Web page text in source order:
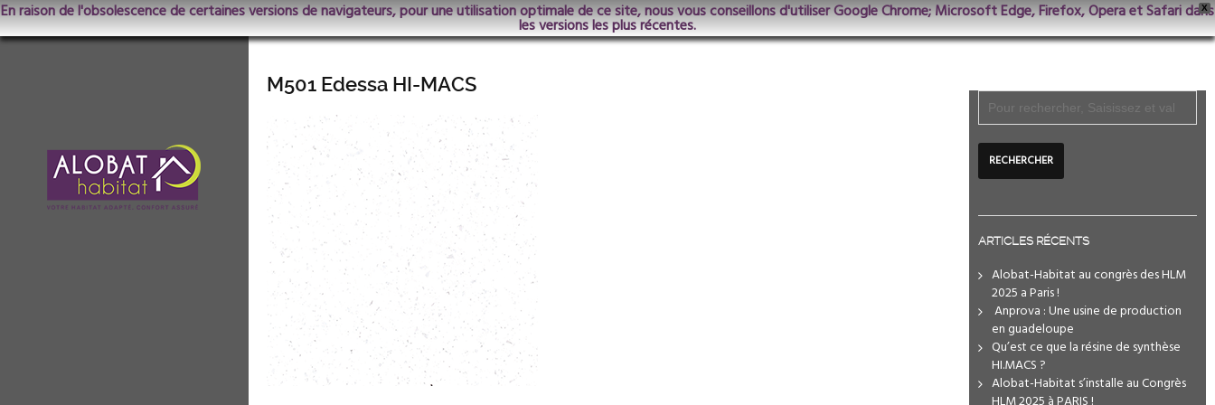
X
En raison de l'obsolescence de certaines versions de navigateurs, pour une utilisation optimale de ce site, nous vous conseillons d'utiliser Google Chrome; Microsoft Edge, Firefox, Opera et Safari dans
les versions les plus récentes.
M501 Edessa HI-MACS
ARTICLES RÉCENTS
Alobat-Habitat au congrès des HLM
2025 a Paris !
️ Anprova : Une usine de production
en guadeloupe
Qu’est ce que la résine de synthèse
HI.MACS ?
Alobat-Habitat s’installe au Congrès